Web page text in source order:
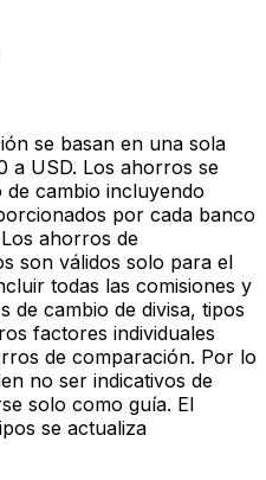
se basan en una sola
a USD. Los ahorros se
cambio incluyendo
por cada banco
ahorros de
son válidos solo para el
todas las comisiones y
de cambio de divisa, tipos
factores individuales
de comparación. Por lo
no ser indicativos de
solo como guía. El
se actualiza